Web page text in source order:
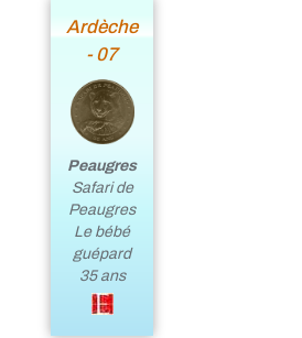
Ardèche
- 07
Peaugres
Safari de
Peaugres
Le bébé
guépard
35 ans